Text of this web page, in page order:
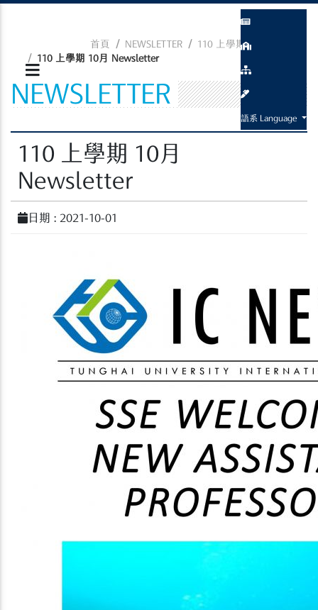
語系 Language
首頁 NEWSLETTER
110 上學期 Newsletter
110 上學期 10月 Newsletter
NEWSLETTER
110 上學期 10月
Newsletter
日期 : 2021-10-01